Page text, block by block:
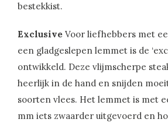
bestekkist.
Exclusive Voor liefhebbers met
een gladgeslepen lemmet is de
ontwikkeld. Deze vlijmscherpe
heerlijk in de hand en snijden
soorten vlees. Het lemmet is met
mm iets zwaarder uitgevoerd en